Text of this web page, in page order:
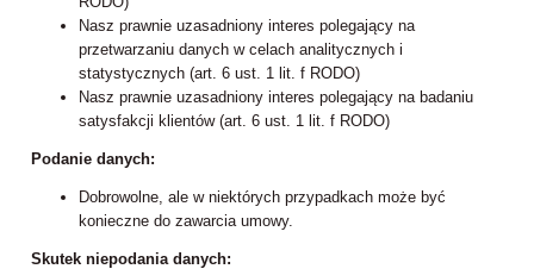
Nasz prawnie uzasadniony interes polegający na
przetwarzaniu danych w celach analitycznych i
statystycznych (art. 6 ust. 1 lit. f RODO)
Nasz prawnie uzasadniony interes polegający na badaniu
satysfakcji klientów (art. 6 ust. 1 lit. f RODO)
Podanie danych:
Dobrowolne, ale w niektórych przypadkach może być
konieczne do zawarcia umowy.
Skutek niepodania danych: